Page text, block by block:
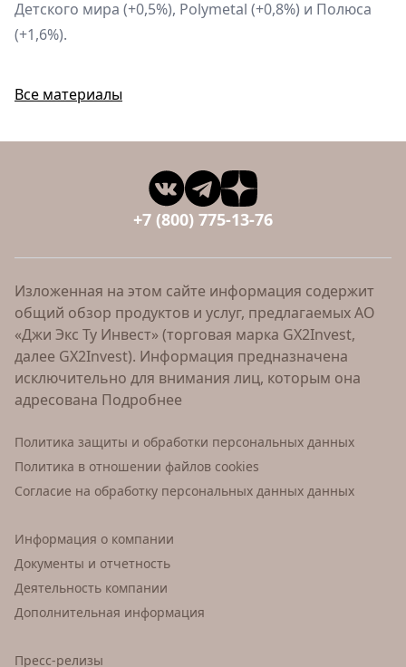
Детского мира (+0,5%), Polymetal (+0,8%) и Полюса
(+1,6%).
Все материалы
+7 (800) 775-13-76
Изложенная на этом сайте информация содержит
общий обзор продуктов и услуг, предлагаемых АО
«Джи Экс Ту Инвест» (торговая марка GX2Invest,
далее GX2Invest). Информация предназначена
исключительно для внимания лиц, которым она
адресована Подробнее
Политика защиты и обработки персональных данных
Политика в отношении файлов cookies
Согласие на обработку персональных данных данных
Информация о компании
Документы и отчетность
Деятельность компании
Дополнительная информация
Пресс-релизы